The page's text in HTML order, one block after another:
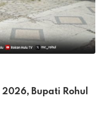
Bupati Rohul